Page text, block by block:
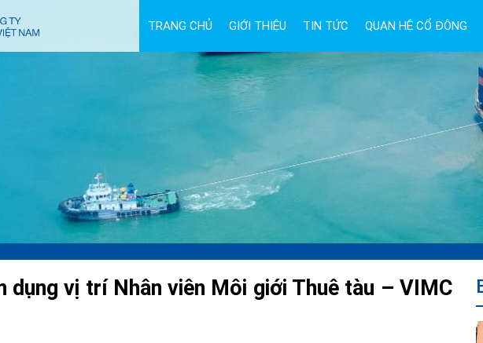
TRANG CHỦ GIỚI THIỆU TIN TỨC QUAN HỆ CỔ ĐÔNG
dụng vị trí Nhân viên Môi giới Thuê tàu – VIMC